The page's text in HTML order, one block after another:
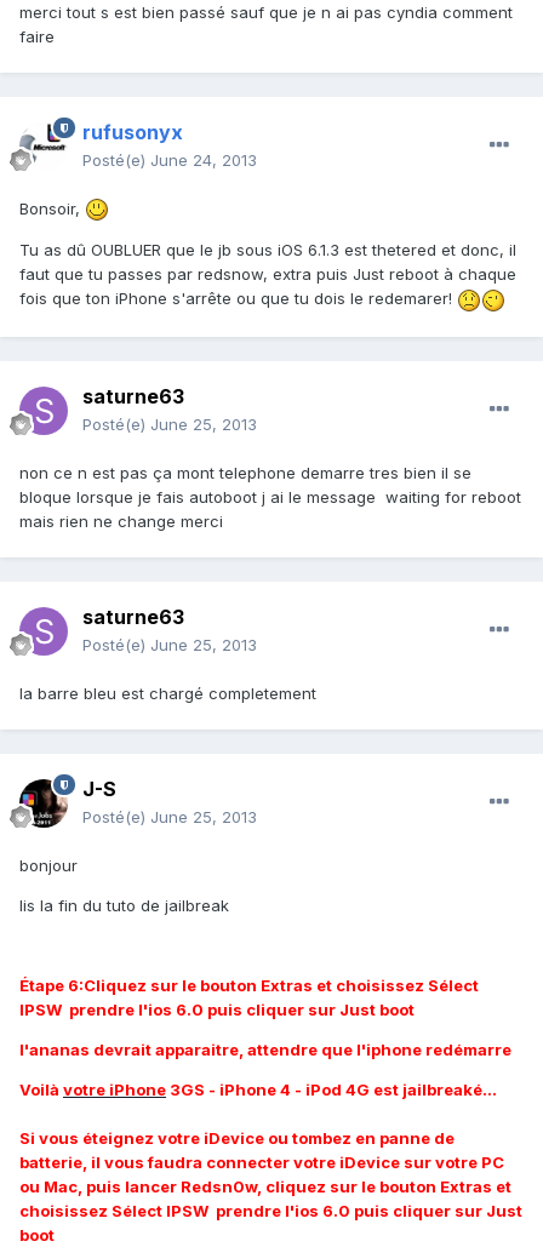
merci tout s est bien passé sauf que je n ai pas cyndia comment
faire
rufusonyx
Posté(e) June 24, 2013
Bonsoir,
Tu as dû OUBLUER que le jb sous iOS 6.1.3 est thetered et donc, il
faut que tu passes par redsnow, extra puis Just reboot à chaque
fois que ton iPhone s'arrête ou que tu dois le redemarer!
saturne63
Posté(e) June 25, 2013
non ce n est pas ça mont telephone demarre tres bien il se
bloque lorsque je fais autoboot j ai le message waiting for reboot
mais rien ne change merci
saturne63
Posté(e) June 25, 2013
la barre bleu est chargé completement
J-S
Posté(e) June 25, 2013
bonjour
lis la fin du tuto de jailbreak
Étape 6:Cliquez sur le bouton Extras et choisissez Sélect
IPSW prendre l'ios 6.0 puis cliquer sur Just boot
l'ananas devrait apparaitre, attendre que l'iphone redémarre
Voilà votre iPhone 3GS - iPhone 4 - iPod 4G est jailbreaké...
Si vous éteignez votre iDevice ou tombez en panne de
batterie, il vous faudra connecter votre iDevice sur votre PC
ou Mac, puis lancer Redsn0w, cliquez sur le bouton Extras et
choisissez Sélect IPSW prendre l'ios 6.0 puis cliquer sur Just
boot